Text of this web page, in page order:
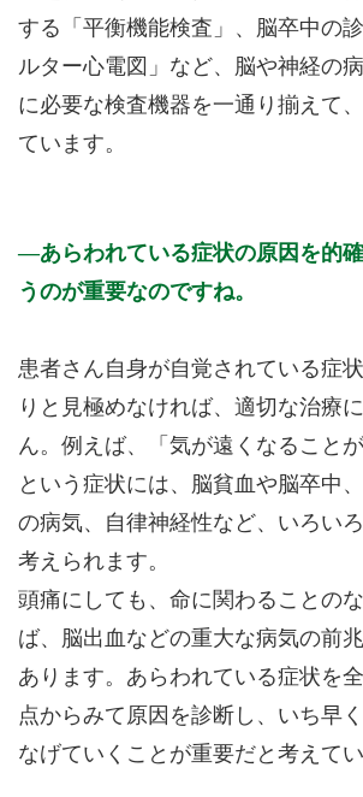
する「平衡機能検査」、脳卒中の
ルター心電図」など、脳や神経の
に必要な検査機器を一通り揃えて
ています。
あらわれている症状の原因を的
うのが重要なのですね。
患者さん自身が自覚されている症
りと見極めなければ、適切な治療
ん。例えば、「気が遠くなること
という症状には、脳貧血や脳卒中
の病気、自律神経性など、いろい
考えられます。
頭痛にしても、命に関わることの
ば、脳出血などの重大な病気の前
あります。あらわれている症状を
点からみて原因を診断し、いち早
なげていくことが重要だと考えてい